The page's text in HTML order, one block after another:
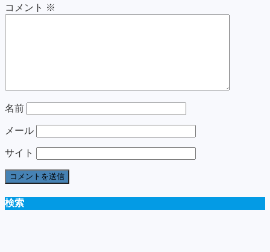
コメント ※
名前
メール
サイト
検索